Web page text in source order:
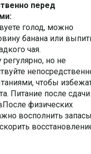
перед
голод, можно
банана или
чая.
регулярно, но не
чтобы
Питание после сдачи
физических
восполнить запасы